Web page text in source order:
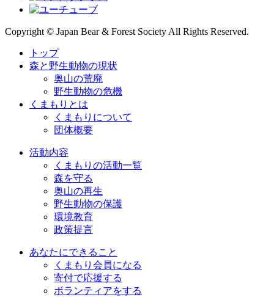
Copyright © Japan Bear & Forest Society All Rights Reserved.
トップ
森と野生動物の現状
奥山の荒廃
野生動物の危機
くまもりとは
くまもりについて
団体概要
活動内容
くまもりの活動一覧
森を守る
奥山の再生
野生動物の保護
環境教育
政策提言
あなたにできること
くまもり会員になる
寄付で応援する
ボランティアをする